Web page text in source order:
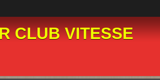
CLUB VITESSE